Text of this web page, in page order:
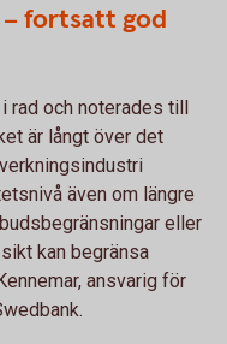
fortsatt god
rad och noterades till
är långt över det
även om längre
eller
kan begränsa
ansvarig för